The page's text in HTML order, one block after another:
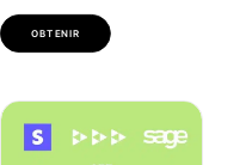
OBTENIR